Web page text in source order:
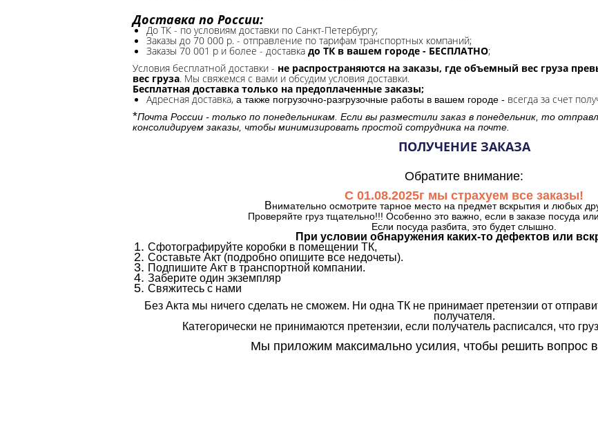
Доставка по России:
До ТК - по условиям доставки по Санкт-Петербургу;
Заказы до 70 000 р. - отправление по тарифам транспортных компаний;
Заказы 70 001 р и более - доставка до ТК в вашем городе - БЕСПЛАТНО;
Условия бесплатной доставки - не распространяются на заказы, где объемный вес груза
вес груза. Мы свяжемся с вами и обсудим условия доставки.
Бесплатная доставка только на предоплаченные заказы;
Адресная доставка, а также погрузочно-разгрузочные работы в вашем городе - всегда за счет
*Почта России - только по понедельникам. Если вы разместили заказ в понедельник, то
консолидируем заказы, чтобы минимизировать простой сотрудника на почте.
ПОЛУЧЕНИЕ ЗАКАЗА
Обратите внимание:
С 01.08.2025г мы страхуем все заказы!
Внимательно осмотрите тарное место на предмет вскрытия и любых
Проверяйте груз тщательно!!! Особенно это важно, если в заказе посуда
Если посуда разбита, это будет слышно.
При условии обнаружения каких-то дефектов или
Сфотографируйте коробки в помещении ТК,
Составьте Акт (подробно опишите все недочеты).
Подпишите Акт в транспортной компании.
Заберите один экземпляр
Свяжитесь с нами
Без Акта мы ничего сделать не сможем. Ни одна ТК не принимает претензии от
получателя.
Категорически не принимаются претензии, если получатель расписался, что
Мы приложим максимально усилия, чтобы решить вопрос